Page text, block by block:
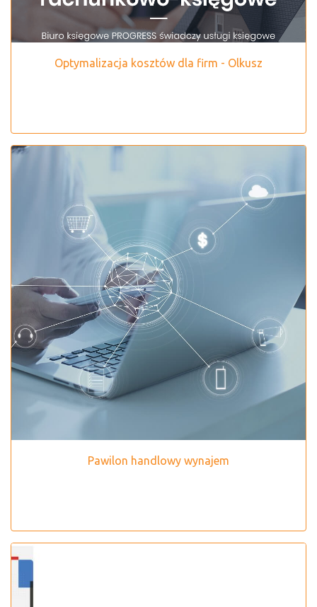
Optymalizacja kosztów dla firm - Olkusz
Pawilon handlowy wynajem